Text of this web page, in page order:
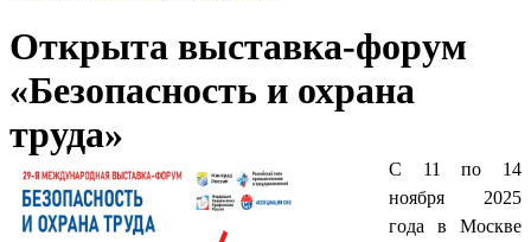
Открыта выставка-форум
«Безопасность и охрана
труда»
С 11 по 14
ноября 2025
года в Москве